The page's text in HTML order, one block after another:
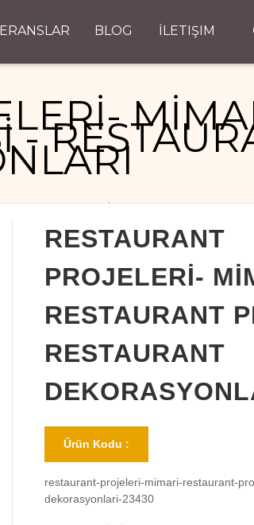
BLOG İLETIŞIM
-
PROJESİ - RESTAURANT
RESTAURANT
PROJELERİ-
RESTAURANT
RESTAURANT
Ürün Kodu :
restaurant-projeleri-mimari-restaurant-
dekorasyonlari-23430